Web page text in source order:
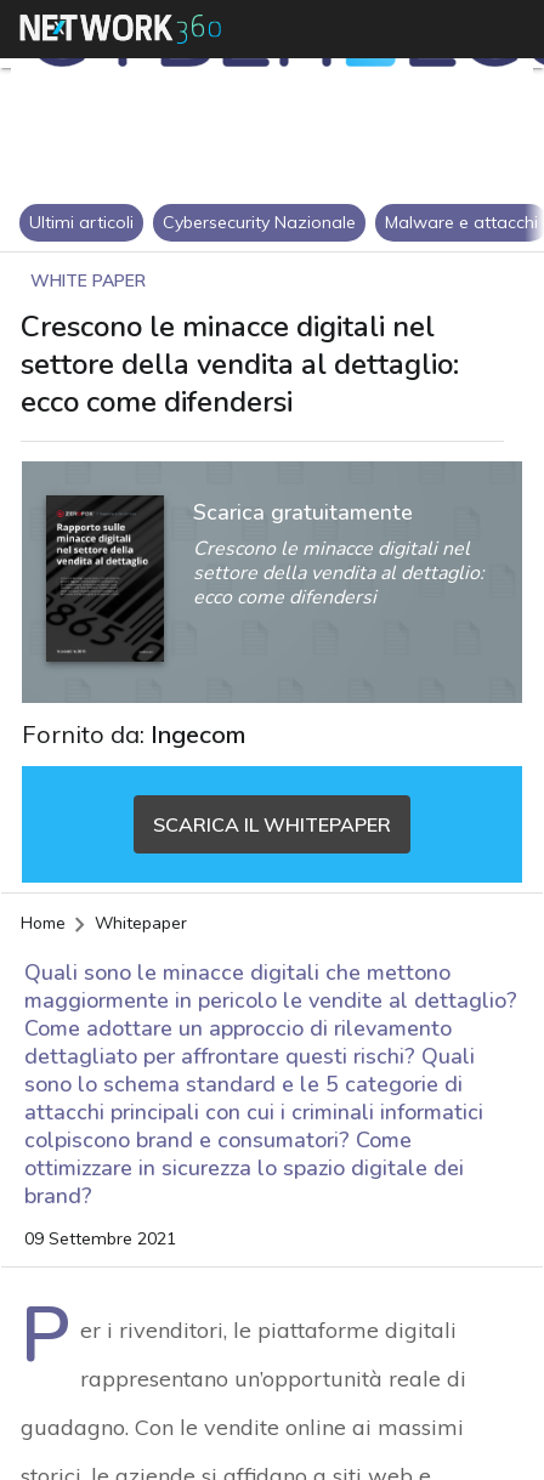
Ultimi articoli Cybersecurity Nazionale Malware e attacchi
WHITE PAPER
Crescono le minacce digitali nel
settore della vendita al dettaglio:
ecco come difendersi
Scarica gratuitamente
Crescono le minacce digitali nel
settore della vendita al dettaglio:
ecco come difendersi
Fornito da: Ingecom
SCARICA IL WHITEPAPER
Home Whitepaper
Quali sono le minacce digitali che mettono
maggiormente in pericolo le vendite al dettaglio?
Come adottare un approccio di rilevamento
dettagliato per affrontare questi rischi? Quali
sono lo schema standard e le 5 categorie di
attacchi principali con cui i criminali informatici
colpiscono brand e consumatori? Come
ottimizzare in sicurezza lo spazio digitale dei
brand?
09 Settembre 2021
P er i rivenditori, le piattaforme digitali
rappresentano un’opportunità reale di
guadagno. Con le vendite online ai massimi